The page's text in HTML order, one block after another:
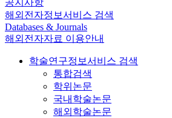
공지사항
해외전자정보서비스 검색
Databases & Journals
해외전자자료 이용안내
학술연구정보서비스 검색
통합검색
학위논문
국내학술논문
해외학술논문